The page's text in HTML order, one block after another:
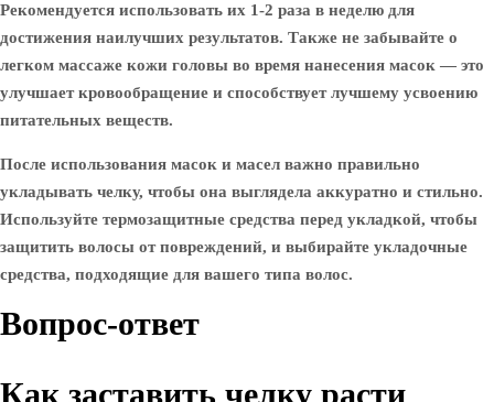
Рекомендуется использовать их 1-2 раза в неделю для
достижения наилучших результатов. Также не забывайте о
легком массаже кожи головы во время нанесения масок — это
улучшает кровообращение и способствует лучшему усвоению
питательных веществ.
После использования масок и масел важно правильно
укладывать челку, чтобы она выглядела аккуратно и стильно.
Используйте термозащитные средства перед укладкой, чтобы
защитить волосы от повреждений, и выбирайте укладочные
средства, подходящие для вашего типа волос.
Вопрос-ответ
Как заставить челку расти